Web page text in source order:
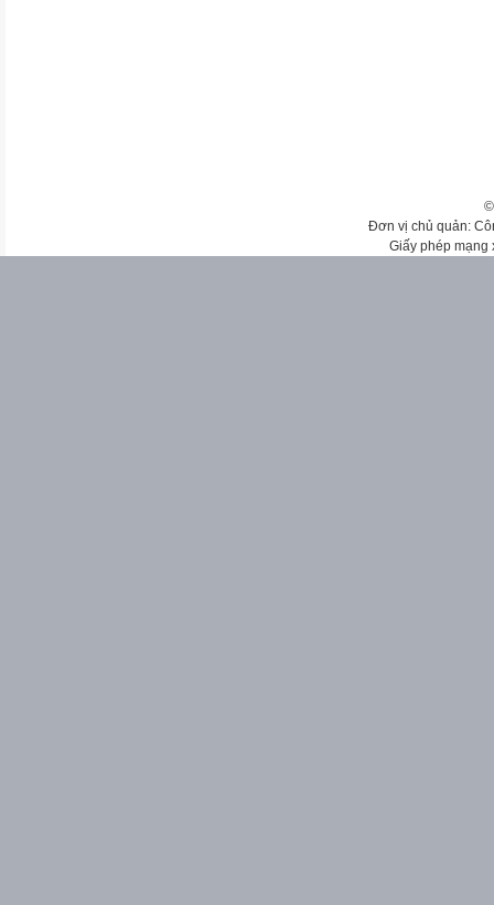
Đơn vị chủ quản:
Giấy phép mạng